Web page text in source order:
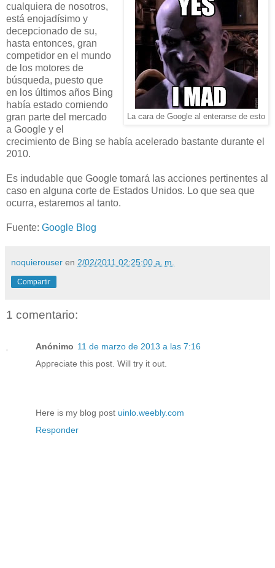
La cara de Google al enterarse de esto
cualquiera de nosotros,
está enojadísimo y
decepcionado de su,
hasta entonces, gran
competidor en el mundo
de los motores de
búsqueda, puesto que
en los últimos años Bing
había estado comiendo
gran parte del mercado
a Google y el
crecimiento de Bing se había acelerado bastante durante el
2010.
Es indudable que Google tomará las acciones pertinentes al
caso en alguna corte de Estados Unidos. Lo que sea que
ocurra, estaremos al tanto.
Fuente: Google Blog
noquierouser en 2/02/2011 02:25:00 a. m.
Compartir
1 comentario:
Anónimo 11 de marzo de 2013 a las 7:16
Appгecіate this poѕt. Will try it out.
Hеre is mу blog post uinlo.weebly.com
Responder